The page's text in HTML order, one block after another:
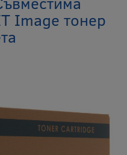
Image тонер